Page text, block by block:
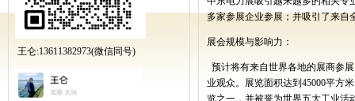
王仑:13611382973(微信同号)
多家参展企业参展；并吸引了来自
展会规模与影响力：
预计将有来自世界各地的展商参
业观众。展览面积达到 45000平方
览之一，并被誉为世界五大工业活